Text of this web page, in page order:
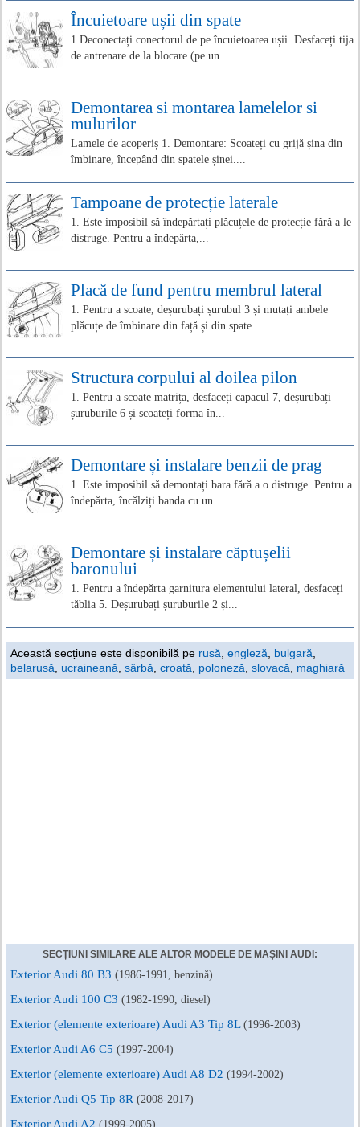
Încuietoare ușii din spate
1 Deconectați conectorul de pe încuietoarea ușii. Desfaceți tija
de antrenare de la blocare (pe un...
Demontarea si montarea lamelelor si
mulurilor
Lamele de acoperiș 1. Demontare: Scoateți cu grijă șina din
îmbinare, începând din spatele șinei....
Tampoane de protecție laterale
1. Este imposibil să îndepărtați plăcuțele de protecție fără a le
distruge. Pentru a îndepărta,...
Placă de fund pentru membrul lateral
1. Pentru a scoate, deșurubați șurubul 3 și mutați ambele
plăcuțe de îmbinare din față și din spate...
Structura corpului al doilea pilon
1. Pentru a scoate matrița, desfaceți capacul 7, deșurubați
șuruburile 6 și scoateți forma în...
Demontare și instalare benzii de prag
1. Este imposibil să demontați bara fără a o distruge. Pentru a
îndepărta, încălziți banda cu un...
Demontare și instalare căptușelii
baronului
1. Pentru a îndepărta garnitura elementului lateral, desfaceți
tăblia 5. Deșurubați șuruburile 2 și...
Această secțiune este disponibilă pe rusă engleză bulgară
belarusă
ucraineană sârbă croată poloneză slovacă maghiară
SECȚIUNI SIMILARE ALE ALTOR MODELE DE MAȘINI AUDI:
Exterior Audi 80 B3 (1986-1991, benzină)
Exterior Audi 100 C3 (1982-1990, diesel)
Exterior (elemente exterioare) Audi A3 Tip 8L (1996-2003)
Exterior Audi A6 C5 (1997-2004)
Exterior (elemente exterioare) Audi A8 D2 (1994-2002)
Exterior Audi Q5 Tip 8R (2008-2017)
Exterior Audi A2 (1999-2005)